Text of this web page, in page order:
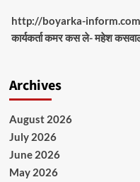
http://boyarka-
कार्यकर्ता कमर कस ले- महेश
Archives
August 2026
July 2026
June 2026
May 2026